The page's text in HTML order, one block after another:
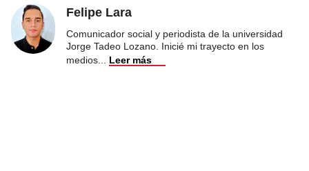
Felipe Lara
Comunicador social y periodista de la universidad
Jorge Tadeo Lozano. Inicié mi trayecto en los
medios
Leer más